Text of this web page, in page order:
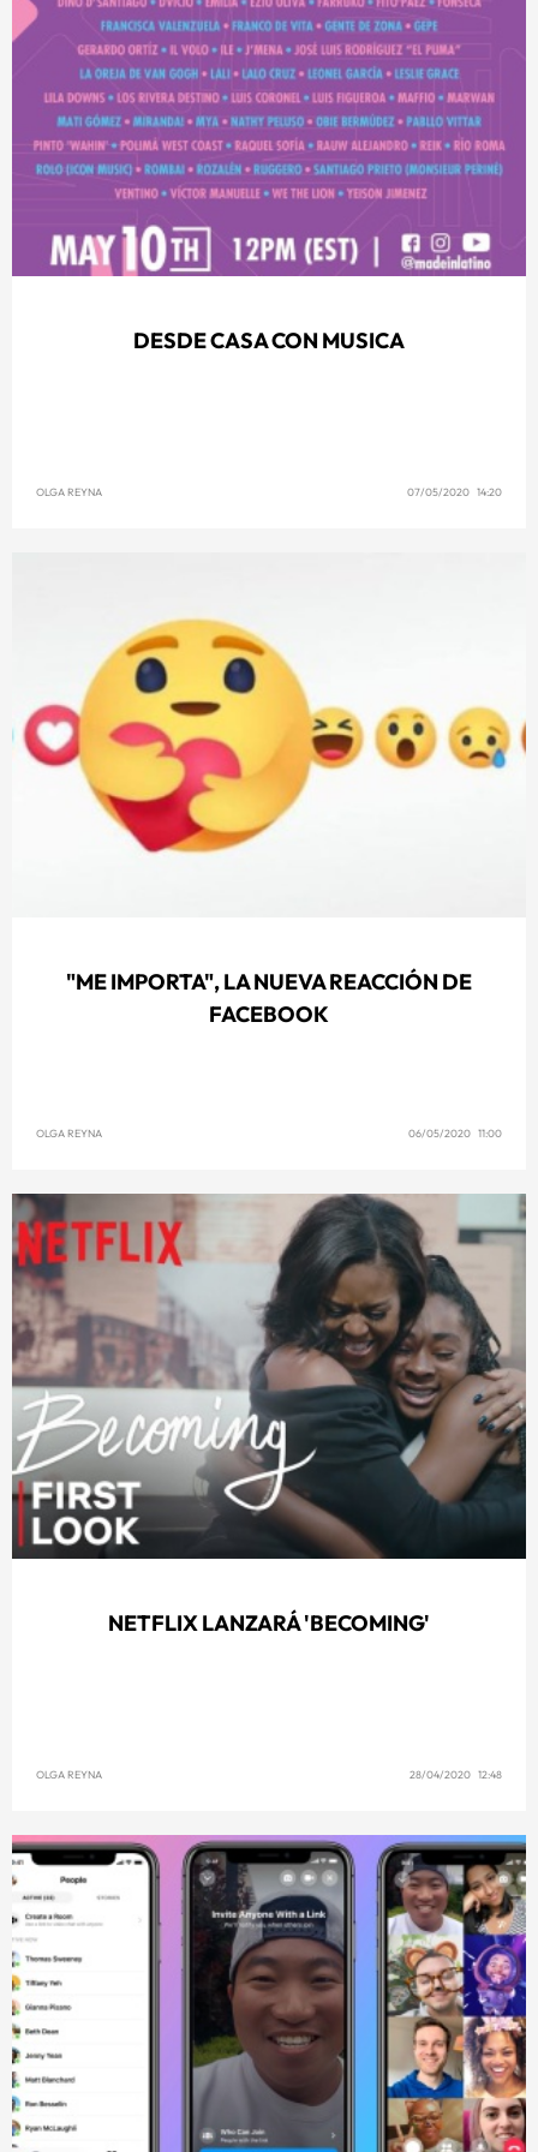
DESDE CASA CON MUSICA
OLGA REYNA 07/05/2020 14:20
"ME IMPORTA", LA NUEVA REACCIÓN DE
FACEBOOK
OLGA REYNA 06/05/2020 11:00
NETFLIX LANZARÁ 'BECOMING'
OLGA REYNA 28/04/2020 12:48